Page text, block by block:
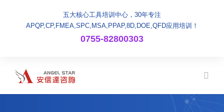
五大核心工具培训中心，30年专注
APQP,CP,FMEA,SPC,MSA,PPAP,8D,DOE,QFD应用培训！
0755-82800303